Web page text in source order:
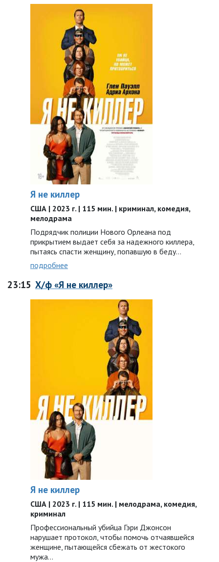
Я не киллер
США | 2023 г. | 115 мин. | криминал, комедия,
мелодрама
Подрядчик полиции Нового Орлеана под
прикрытием выдает себя за надежного киллера,
пытаясь спасти женщину, попавшую в беду…
подробнее
23:15 Х/ф «Я не киллер»
Я не киллер
США | 2023 г. | 115 мин. | мелодрама, комедия,
криминал
Профессиональный убийца Гэри Джонсон
нарушает протокол, чтобы помочь отчаявшейся
женщине, пытающейся сбежать от жестокого
мужа…